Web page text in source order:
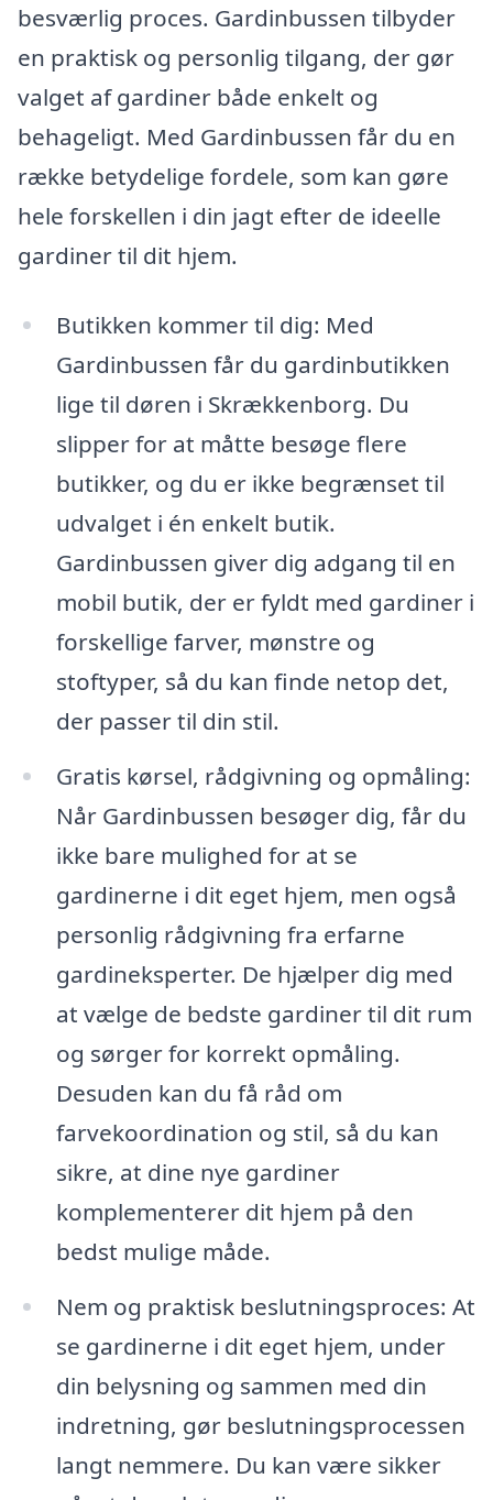
besværlig proces. Gardinbussen tilbyder
en praktisk og personlig tilgang, der gør
valget af gardiner både enkelt og
behageligt. Med Gardinbussen får du en
række betydelige fordele, som kan gøre
hele forskellen i din jagt efter de ideelle
gardiner til dit hjem.
Butikken kommer til dig: Med
Gardinbussen får du gardinbutikken
lige til døren i Skrækkenborg. Du
slipper for at måtte besøge flere
butikker, og du er ikke begrænset til
udvalget i én enkelt butik.
Gardinbussen giver dig adgang til en
mobil butik, der er fyldt med gardiner i
forskellige farver, mønstre og
stoftyper, så du kan finde netop det,
der passer til din stil.
Gratis kørsel, rådgivning og opmåling:
Når Gardinbussen besøger dig, får du
ikke bare mulighed for at se
gardinerne i dit eget hjem, men også
personlig rådgivning fra erfarne
gardineksperter. De hjælper dig med
at vælge de bedste gardiner til dit rum
og sørger for korrekt opmåling.
Desuden kan du få råd om
farvekoordination og stil, så du kan
sikre, at dine nye gardiner
komplementerer dit hjem på den
bedst mulige måde.
Nem og praktisk beslutningsproces: At
se gardinerne i dit eget hjem, under
din belysning og sammen med din
indretning, gør beslutningsprocessen
langt nemmere. Du kan være sikker